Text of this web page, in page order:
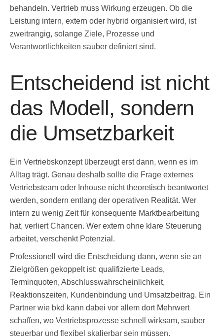
behandeln. Vertrieb muss Wirkung erzeugen. Ob die
Leistung intern, extern oder hybrid organisiert wird, ist
zweitrangig, solange Ziele, Prozesse und
Verantwortlichkeiten sauber definiert sind.
Entscheidend ist nicht
das Modell, sondern
die Umsetzbarkeit
Ein Vertriebskonzept überzeugt erst dann, wenn es im
Alltag trägt. Genau deshalb sollte die Frage externes
Vertriebsteam oder Inhouse nicht theoretisch beantwortet
werden, sondern entlang der operativen Realität. Wer
intern zu wenig Zeit für konsequente Marktbearbeitung
hat, verliert Chancen. Wer extern ohne klare Steuerung
arbeitet, verschenkt Potenzial.
Professionell wird die Entscheidung dann, wenn sie an
Zielgrößen gekoppelt ist: qualifizierte Leads,
Terminquoten, Abschlusswahrscheinlichkeit,
Reaktionszeiten, Kundenbindung und Umsatzbeitrag. Ein
Partner wie bkd kann dabei vor allem dort Mehrwert
schaffen, wo Vertriebsprozesse schnell wirksam, sauber
steuerbar und flexibel skalierbar sein müssen.